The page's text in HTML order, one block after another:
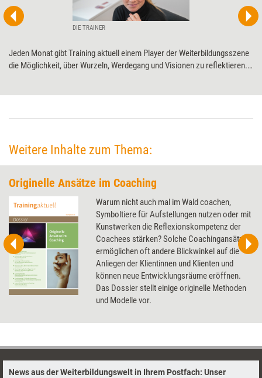
DIE TRAINER
Jeden Monat gibt Training aktuell einem Player der Weiterbildungsszene
die Möglichkeit, über Wurzeln, Werdegang und Visionen zu ­reflektieren.
Weitere Inhalte zum Thema:
Originelle Ansätze im Coaching
Warum nicht auch mal im Wald coachen,
Symboltiere für Aufstellungen nutzen oder mit
Kunstwerken die Reflexionskompetenz der
Coachees stärken? Solche Coachingansätze
ermöglichen oft andere Blickwinkel auf die
Anliegen der Klientinnen und Klienten und
können neue Entwicklungsräume eröffnen.
Das Dossier stellt einige originelle Methoden
und Modelle vor.
News aus der Weiterbildungswelt in Ihrem Postfach: Unser